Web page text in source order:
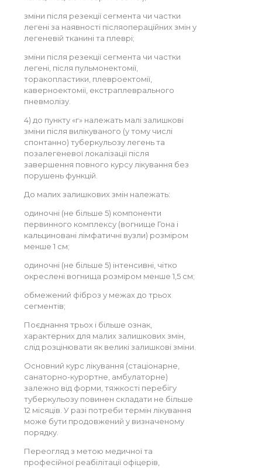
зміни після резекції сегмента чи частки
легені за наявності післяопераційних змін у
легеневій тканині та плеврі;
зміни після резекції сегмента чи частки
легені, після пульмонектомії,
торакопластики, плевроектомії,
каверноектомії, екстраплеврального
пневмолізу.
4) до пункту «г» належать малі залишкові
зміни після вилікуваного (у тому числі
спонтанно) туберкульозу легень та
позалегеневої локалізації після
завершення повного курсу лікування без
порушень функцій.
До малих залишкових змін належать:
одиночні (не більше 5) компоненти
первинного комплексу (вогнище Гона і
кальциновані лімфатичні вузли) розміром
менше 1 см;
одиночні (не більше 5) інтенсивні, чітко
окреслені вогнища розміром менше 1,5 см;
обмежений фіброз у межах до трьох
сегментів;
Поєднання трьох і більше ознак,
характерних для малих залишкових змін,
слід розцінювати як великі залишкові зміни.
Основний курс лікування (стаціонарне,
санаторно-курортне, амбулаторне)
залежно від форми, тяжкості перебігу
туберкульозу повинен складати не більше
12 місяців. У разі потреби термін лікування
може бути продовжений у визначеному
порядку.
Переогляд з метою медичної та
професійної реабілітації офіцерів,